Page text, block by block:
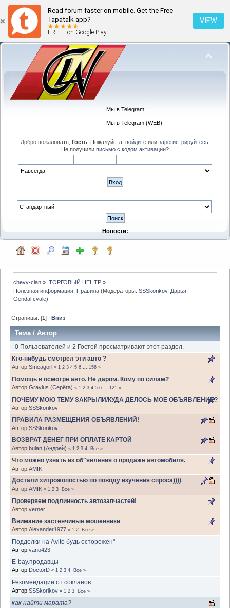
Read forum faster on mobile. Get the Free
Tapatalk app?
FREE - on Google Play
VIEW
Мы в Telegram!
Мы в Telegram (WEB)!
Добро пожаловать, Гость. Пожалуйста, войдитеили зарегистрируйтесь.
Не получили письмо с кодом активации?
Новости:
chevy-clan » ТОРГОВЫЙ ЦЕНТР»
Полезная информация. Правила (Модераторы:SSSkorikov, Дарья
Gendalfcvale)
Страницы: [1]Вниз
Тема /Автор
0 Пользователей и 2 Гостей просматривают этот раздел.
Кто-нибудь смотрел эти авто ?
Автор Smeagorl « 1 2 3 4 5 6 156 »
Помощь в осмотре авто. Не даром. Кому по силам?
Автор Grayius (Серёга) « 1 2 3 4 5 6 121 »
ПОЧЕМУ МОЮ ТЕМУ ЗАКРЫЛИ/КУДА ДЕЛОСЬ МОЕ ОБЪЯВЛЕНИЕ?
Автор SSSkorikov
ПРАВИЛА РАЗМЕЩЕНИЯ ОБЪЯВЛЕНИЙ!
Автор SSSkorikov
ВОЗВРАТ ДЕНЕГ ПРИ ОПЛАТЕ КАРТОЙ
Автор bulan (Андрей) « 1 2 3 4 Все »
Что можно узнать из об"явления о продаже автомобиля.
Автор AMIK
Достали хитрожопостью по поводу изучения спроса))))
Автор AMIK « 1 2 3 Все »
Проверяем подлинность автозапчастей!
Автор verner
Внимание застенчивые мошенники
Автор Alexander1977 « 1 2 Все »
Подделки на Avito будь осторожен"
Автор vano423
E-bay.продавцы
Автор DoctorD « 1 2 3 4 Все »
Рекомендации от сокланов
Автор SSSkorikov « 1 2 3 Все »
как найти марата?